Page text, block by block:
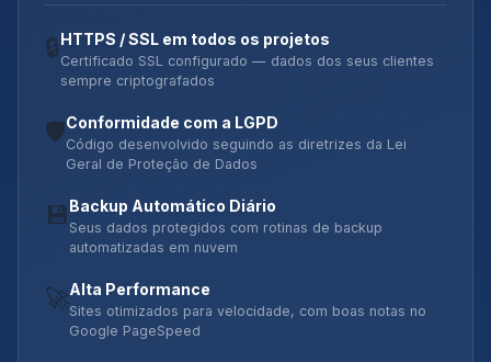
🔒HTTPS / SSL em todos os projetos
Certificado SSL configurado — dados dos seus clientes
sempre criptografados
🛡️Conformidade com a LGPD
Código desenvolvido seguindo as diretrizes da Lei
Geral de Proteção de Dados
💾Backup Automático Diário
Seus dados protegidos com rotinas de backup
automatizadas em nuvem
🚀Alta Performance
Sites otimizados para velocidade, com boas notas no
Google PageSpeed